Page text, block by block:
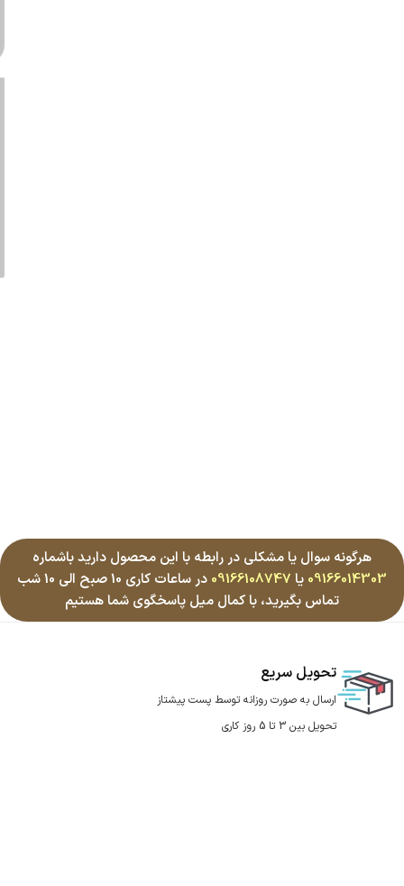
هرگونه سوال یا مشکلی در رابطه با این محصول دارید باشماره
09166014303 یا 09166108747
در ساعات کاری 10 صبح الی 10 شب
تماس بگیرید، با کمال میل پاسخگوی شما هستیم
تحویل سریع
ارسال به صورت روزانه توسط پست پیشتاز
تحویل بین 3 تا 5 روز کاری